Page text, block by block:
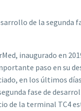
de la segunda
inaugurado en
paso en su
en los últimos
fase de
de la terminal TC4